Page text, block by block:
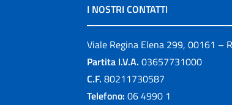
I NOSTRI CONTATTI
Viale Regina Elena 299, 00161 –
Partita I.V.A. 03657731000
C.F. 80211730587
Telefono: 06 4990 1